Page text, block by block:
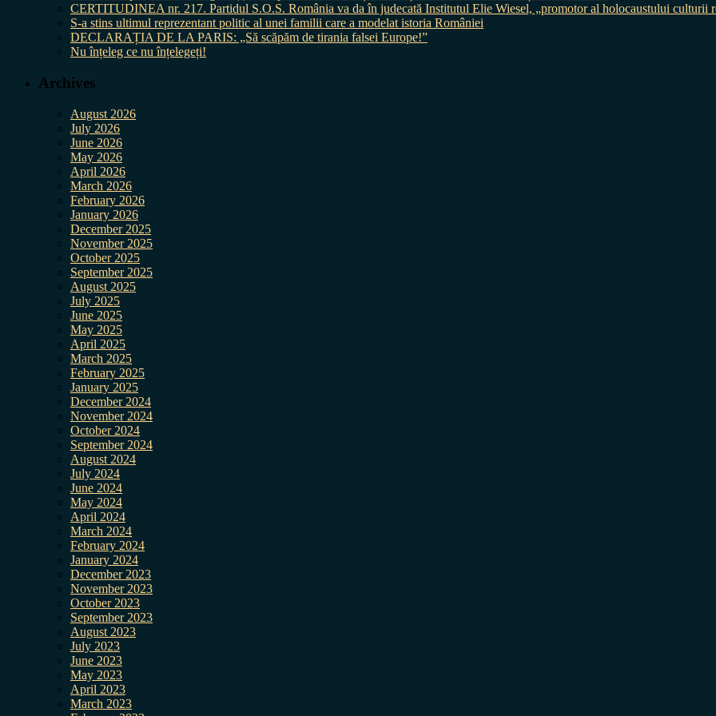
CERTITUDINEA nr. 217. Partidul S.O.S. România va da în judecată Institutul Elie Wiesel, „promotor al holocaustului culturii
S-a stins ultimul reprezentant politic al unei familii care a modelat istoria României
DECLARAȚIA DE LA PARIS: „Să scăpăm de tirania falsei Europe!”
Nu înțeleg ce nu înțelegeți!
Archives
August 2026
July 2026
June 2026
May 2026
April 2026
March 2026
February 2026
January 2026
December 2025
November 2025
October 2025
September 2025
August 2025
July 2025
June 2025
May 2025
April 2025
March 2025
February 2025
January 2025
December 2024
November 2024
October 2024
September 2024
August 2024
July 2024
June 2024
May 2024
April 2024
March 2024
February 2024
January 2024
December 2023
November 2023
October 2023
September 2023
August 2023
July 2023
June 2023
May 2023
April 2023
March 2023